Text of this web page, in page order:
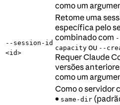
como um
--session-id
<id>
Retome uma
específica pelo
combinado com
capacity ou --
Requer Claude
versões
como um
Como o servidor
• same-dir